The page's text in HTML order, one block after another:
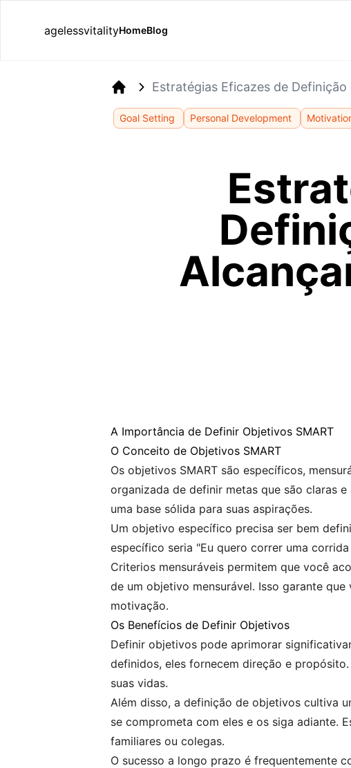
agelessvitalityHomeBlog
Estratégias Eficazes de
Goal Setting Personal Development
A Importância de Definir Objetivos SMART
O Conceito de Objetivos SMART
Os objetivos SMART são específicos,
organizada de definir metas que são claras
uma base sólida para suas aspirações.
Um objetivo específico precisa ser bem
específico seria "Eu quero correr uma
Criterios mensuráveis permitem que você
de um objetivo mensurável. Isso garante
motivação.
Os Benefícios de Definir Objetivos
Definir objetivos pode aprimorar
definidos, eles fornecem direção e
suas vidas.
Além disso, a definição de objetivos cultiva
se comprometa com eles e os siga adiante.
familiares ou colegas.
O sucesso a longo prazo é frequentemente